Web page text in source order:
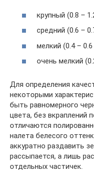
крупный (0.8 –
средний (0.6 –
мелкий (0.4 –
очень мелкий
Для определения
некоторыми
быть равномерного
цвета, без вкраплений
отличаются
налета белесого
аккуратно раздавить
рассыпается, а лишь
отдельных частичек.